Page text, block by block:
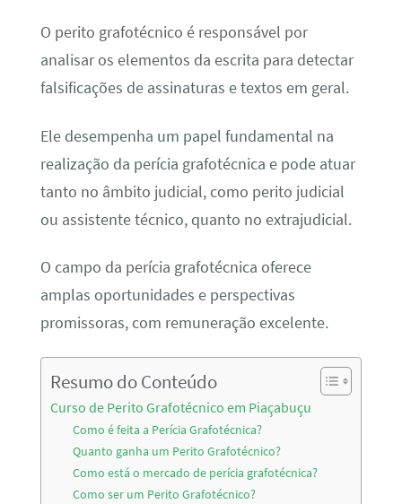
O perito grafotécnico é responsável por
analisar os elementos da escrita para detectar
falsificações de assinaturas e textos em geral.
Ele desempenha um papel fundamental na
realização da perícia grafotécnica e pode atuar
tanto no âmbito judicial, como perito judicial
ou assistente técnico, quanto no extrajudicial.
O campo da perícia grafotécnica oferece
amplas oportunidades e perspectivas
promissoras, com remuneração excelente.
Resumo do Conteúdo
Curso de Perito Grafotécnico em Piaçabuçu
Como é feita a Perícia Grafotécnica?
Quanto ganha um Perito Grafotécnico?
Como está o mercado de perícia grafotécnica?
Como ser um Perito Grafotécnico?